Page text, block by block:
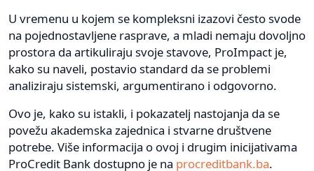
U vremenu u kojem se kompleksni izazovi često svode
na pojednostavljene rasprave, a mladi nemaju dovoljno
prostora da artikuliraju svoje stavove, ProImpact je,
kako su naveli, postavio standard da se problemi
analiziraju sistemski, argumentirano i odgovorno.
Ovo je, kako su istakli, i pokazatelj nastojanja da se
povežu akademska zajednica i stvarne društvene
potrebe. Više informacija o ovoj i drugim inicijativama
ProCredit Bank dostupno je na procreditbank.ba.